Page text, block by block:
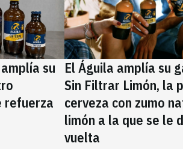
su
refuerza
El Águila amplía su
Sin Filtrar Limón, la
cerveza con zumo
limón a la que se le
vuelta